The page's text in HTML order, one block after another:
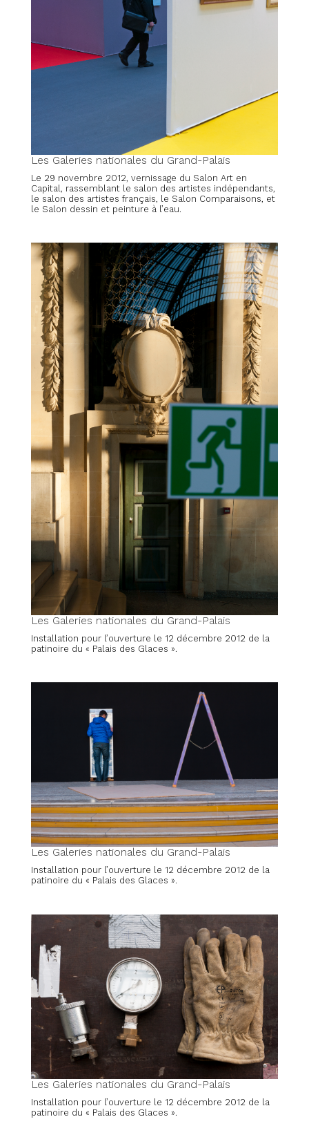
Les Galeries nationales du Grand-Palais
Le 29 novembre 2012, vernissage du Salon Art en
Capital, rassemblant le salon des artistes indépendants,
le salon des artistes français, le Salon Comparaisons, et
le Salon dessin et peinture à l’eau.
Les Galeries nationales du Grand-Palais
Installation pour l’ouverture le 12 décembre 2012 de la
patinoire du « Palais des Glaces ».
Les Galeries nationales du Grand-Palais
Installation pour l’ouverture le 12 décembre 2012 de la
patinoire du « Palais des Glaces ».
Les Galeries nationales du Grand-Palais
Installation pour l’ouverture le 12 décembre 2012 de la
patinoire du « Palais des Glaces ».